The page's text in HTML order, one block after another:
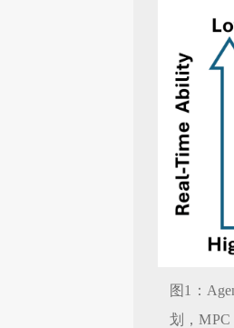
图1：
划，MPC